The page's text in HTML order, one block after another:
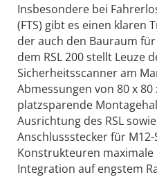
Insbesondere bei
(FTS) gibt es einen klaren
der auch den Bauraum
dem RSL 200 stellt Leuze
Sicherheitsscanner am
Abmessungen von 80 x
platzsparende
Ausrichtung des RSL
Anschlussstecker für
Konstrukteuren
Integration auf engstem